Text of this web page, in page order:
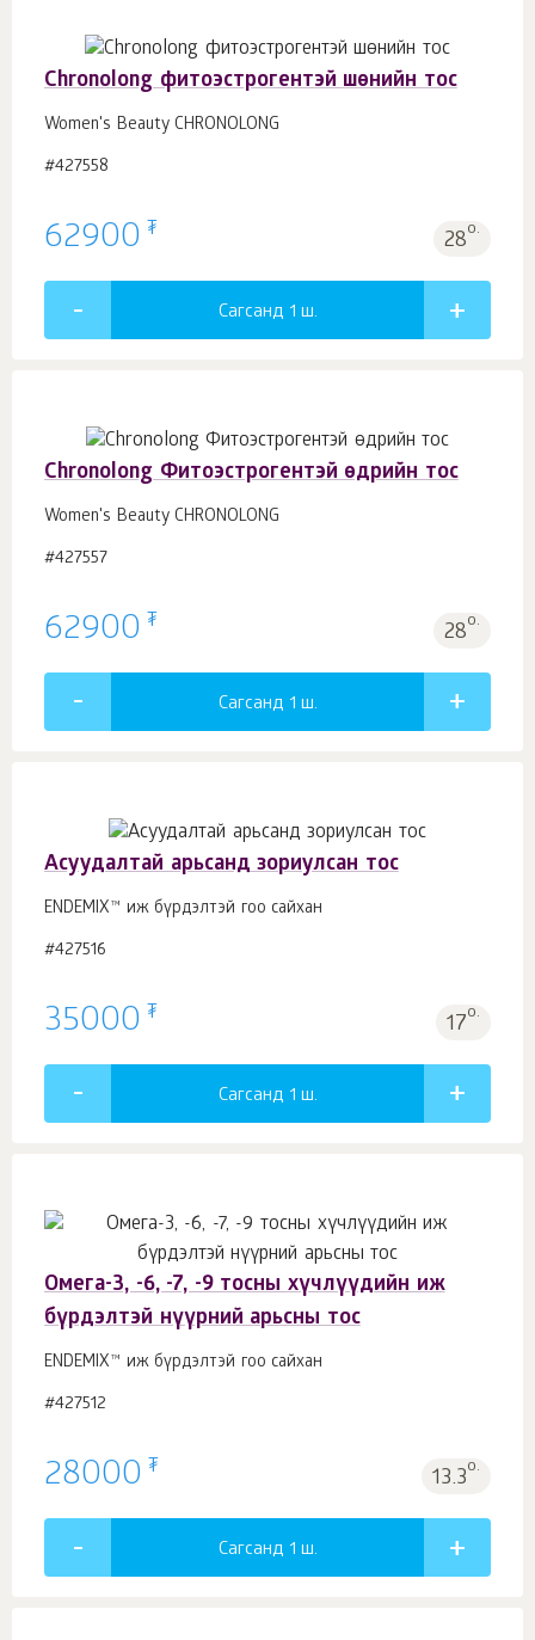
Chronolong фитоэстрогентэй шөнийн тос
Women's Beauty CHRONOLONG
#427558
62900 ₮ 28о.
Сагсанд 1 ш.
Chronolong Фитоэстрогентэй өдрийн тос
Women's Beauty CHRONOLONG
#427557
62900 ₮ 28о.
Сагсанд 1 ш.
Асуудалтай арьсанд зориулсан тос
ENDEMIX™ иж бүрдэлтэй гоо сайхан
#427516
35000 ₮ 17о.
Сагсанд 1 ш.
Омега-3, -6, -7, -9 тосны хүчлүүдийн иж
бүрдэлтэй нүүрний арьсны тос
ENDEMIX™ иж бүрдэлтэй гоо сайхан
#427512
28000 ₮ 13.3о.
Сагсанд 1 ш.